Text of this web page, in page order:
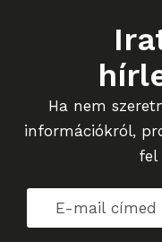
Ha nem
információkról,
fel